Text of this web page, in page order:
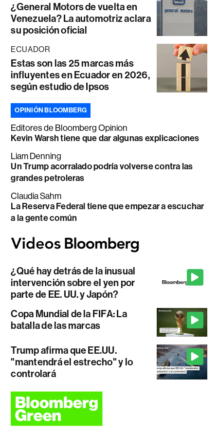
¿General Motors de vuelta en
Venezuela? La automotriz aclara
su posición oficial
ECUADOR
Estas son las 25 marcas más
influyentes en Ecuador en 2026,
según estudio de Ipsos
OPINIÓN BLOOMBERG
Editores de Bloomberg Opinion
Kevin Warsh tiene que dar algunas explicaciones
Liam Denning
Un Trump acorralado podría volverse contra las
grandes petroleras
Claudia Sahm
La Reserva Federal tiene que empezar a escuchar
a la gente común
¿Qué hay detrás de la inusual
intervención sobre el yen por
parte de EE. UU. y Japón?
Copa Mundial de la FIFA: La
batalla de las marcas
Trump afirma que EE.UU.
"mantendrá el estrecho" y lo
controlará